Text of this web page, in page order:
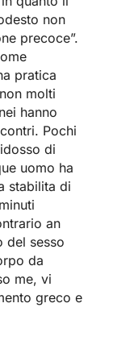
non
precoce”.
pratica
molti
hanno
Pochi
di
uomo ha
stabilita di
an
del sesso
da
me, vi
greco e